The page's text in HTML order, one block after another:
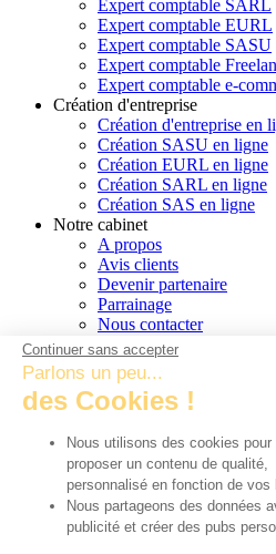
Continuer sans accepter
Parlons un peu...
des Cookies !
Nous utilisons des cookies pour
proposer un contenu de qualité,
personnalisé en fonction de vos
Nous partageons des données
publicité et créer des pubs
Expert comptable SARL
Expert comptable EURL
Expert comptable SASU
Expert comptable
Expert comptable e-
Création d'entreprise
Création d'entreprise en
Création SASU en ligne
Création EURL en ligne
Création SARL en ligne
Création SAS en ligne
Notre cabinet
A propos
Avis clients
Devenir partenaire
Parrainage
Nous contacter
Conseiller dédié
Plan du site
Informations legales
CGU
Cookies